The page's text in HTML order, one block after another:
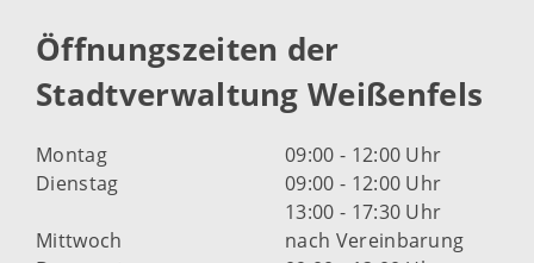
Öffnungszeiten der
Stadtverwaltung Weißenfels
Montag
09:00 - 12:00 Uhr
Dienstag
09:00 - 12:00 Uhr
13:00 - 17:30 Uhr
Mittwoch
nach Vereinbarung